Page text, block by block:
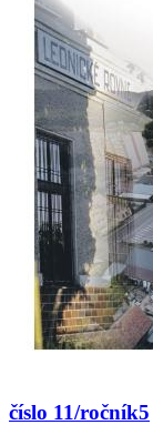
číslo 11/ročník5